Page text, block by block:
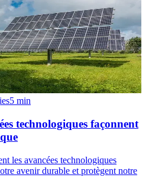
5 min
technologiques façonnent
les avancées technologiques
avenir durable et protègent notre